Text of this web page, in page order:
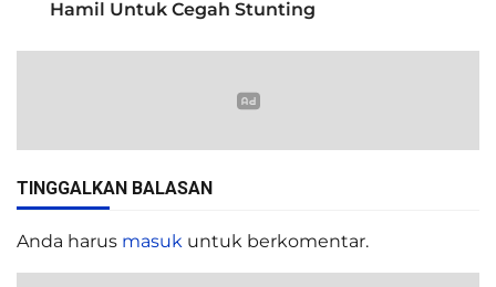
Hamil Untuk Cegah Stunting
TINGGALKAN BALASAN
Anda harus masuk untuk berkomentar.